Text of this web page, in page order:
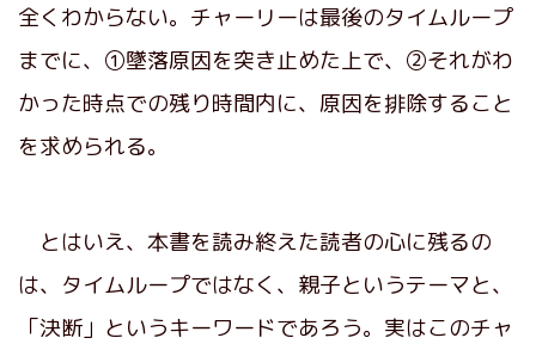
全くわからない。チャーリーは最後のタイムループ
までに、①墜落原因を突き止めた上で、②それがわ
かった時点での残り時間内に、原因を排除すること
を求められる。
とはいえ、本書を読み終えた読者の心に残るの
は、タイムループではなく、親子というテーマと、
「決断」というキーワードであろう。実はこのチャ